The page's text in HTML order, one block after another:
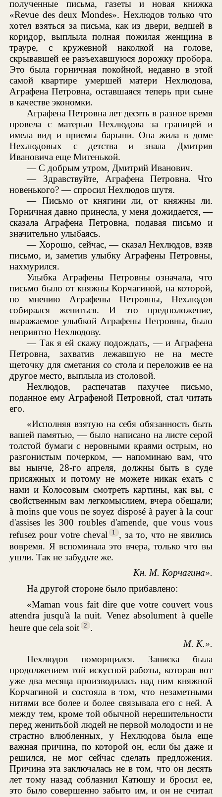
полученные письма, газеты и новая книжка
«Revue des deux Mondes». Нехлюдов только что
хотел взяться за письма, как из двери, ведшей в
коридор, выплыла полная пожилая женщина в
трауре, с кружевной наколкой на голове,
скрывавшей ее разъехавшуюся дорожку пробора.
Это была горничная покойной, недавно в этой
самой квартире умершей матери Нехлюдова,
Аграфена Петровна, оставшаяся теперь при сыне
в качестве экономки.
Аграфена Петровна лет десять в разное время
провела с матерью Нехлюдова за границей и
имела вид и приемы барыни. Она жила в доме
Нехлюдовых с детства и знала Дмитрия
Ивановича еще Митенькой.
— С добрым утром, Дмитрий Иванович.
— Здравствуйте, Аграфена Петровна. Что
новенького? — спросил Нехлюдов шутя.
— Письмо от княгини ли, от княжны ли.
Горничная давно принесла, у меня дожидается, —
сказала Аграфена Петровна, подавая письмо и
значительно улыбаясь.
— Хорошо, сейчас, — сказал Нехлюдов, взяв
письмо, и, заметив улыбку Аграфены Петровны,
нахмурился.
Улыбка Аграфены Петровны означала, что
письмо было от княжны Корчагиной, на которой,
по мнению Аграфены Петровны, Нехлюдов
собирался жениться. И это предположение,
выражаемое улыбкой Аграфены Петровны, было
неприятно Нехлюдову.
— Так я ей скажу подождать, — и Аграфена
Петровна, захватив лежавшую не на месте
щеточку для сметания со стола и переложив ее на
другое место, выплыла из столовой.
Нехлюдов, распечатав пахучее письмо,
поданное ему Аграфеной Петровной, стал читать
его.
«Исполняя взятую на себя обязанность быть
вашей памятью, — было написано на листе серой
толстой бумаги с неровными краями острым, но
разгонистым почерком, — напоминаю вам, что
вы нынче, 28-го апреля, должны быть в суде
присяжных и потому не можете никак ехать с
нами и Колосовым смотреть картины, как вы, с
свойственным вам легкомыслием, вчера обещали;
à moins que vous ne soyez disposé à payer à la cour
d'assises les 300 roubles d'amende, que vous vous
refusez pour votre cheval
1 , за то, что не явились
вовремя. Я вспоминала это вчера, только что вы
ушли. Так не забудьте же.
Кн. М. Корчагина».
На другой стороне было прибавлено:
«Maman vous fait dire que votre couvert vous
attendra jusqu'à la nuit. Venez absolument à quelle
heure que cela soit
2 .
М. К.».
Нехлюдов поморщился. Записка была
продолжением той искусной работы, которая вот
уже два месяца производилась над ним княжной
Корчагиной и состояла в том, что незаметными
нитями все более и более связывала его с ней. А
между тем, кроме той обычной нерешительности
перед женитьбой людей не первой молодости и не
страстно влюбленных, у Нехлюдова была еще
важная причина, по которой он, если бы даже и
решился, не мог сейчас сделать предложения.
Причина эта заключалась не в том, что он десять
лет тому назад соблазнил Катюшу и бросил ее,
это было совершенно забыто им, и он не считал